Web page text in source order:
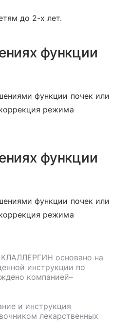
до 2-х лет.
функции
функции почек или
режима
функции
функции почек или
режима
КЛАЛЛЕРГИН основано на
инструкции по
компанией–
и инструкция
лекарственных